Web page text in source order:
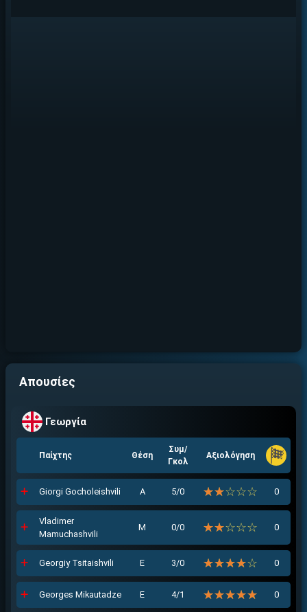
Απουσίες
Γεωργία
Παίχτης Θέση
Συμ/
Γκολ
Αξιολόγηση
Giorgi Gocholeishvili Α 5/0 ☆☆☆☆☆
★★★★★ 0
Vladimer
Mamuchashvili
Μ 0/0 ☆☆☆☆☆
★★★★★ 0
Georgiy Tsitaishvili Ε 3/0 ☆☆☆☆☆
★★★★★ 0
Georges Mikautadze Ε 4/1 ☆☆☆☆☆
★★★★★ 0